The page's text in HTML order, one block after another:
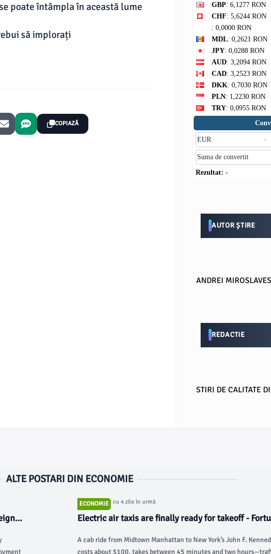
poate întâmpla în această lume
să implorați
COPIAZĂ
GBP: 6,1277 RON
CHF: 5,6244 RON
: 0,0000 RON
MDL: 0,2621 RON
JPY: 0,0288 RON
AUD: 3,2094 RON
CAD: 3,2523 RON
DKK: 0,7030 RON
PLN: 1,2230 RON
TRY: 0,0955 RON
Rezultat: -
AUTOR ȘTIRE
ANDREI
REDACTIE
STIRI DE CALITATE
ALTE POSTARI DIN ECONOMIE
ECONOMIE
Articol postat cu 4 zile în urmă
Electric air taxis are finally ready for takeoff -
A cab ride from Midtown Manhattan to New York’s John F.
costs about $100, takes between 45 minutes and two